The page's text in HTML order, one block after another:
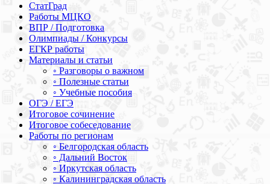
СтатГрад
Работы МЦКО
ВПР / Подготовка
Олимпиады / Конкурсы
ЕГКР работы
Материалы и статьи
◦ Разговоры о важном
◦ Полезные статьи
◦ Учебные пособия
ОГЭ / ЕГЭ
Итоговое сочинение
Итоговое собеседование
Работы по регионам
◦ Белгородская область
◦ Дальний Восток
◦ Иркутская область
◦ Калининградская область